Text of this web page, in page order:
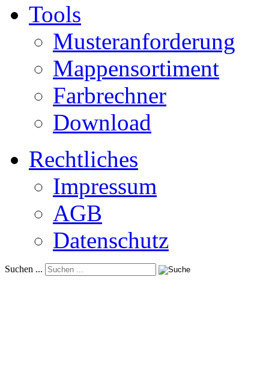
Tools
Musteranforderung
Mappensortiment
Farbrechner
Download
Rechtliches
Impressum
AGB
Datenschutz
Suchen ...